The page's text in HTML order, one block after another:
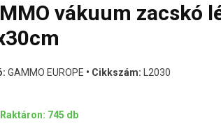
vákuum zacskó
GAMMO EUROPE • Cikkszám: L2030
Raktáron: 745 db